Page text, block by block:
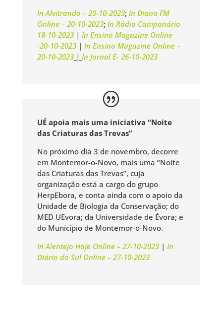
In Alvitrando – 20-10-2023; In Diana FM
Online – 20-10-2023; In Rádio Campanário
18-10-2023 | In Ensino Magazine Online
-20-10-2023| In Ensino Magazine Online –
20-10-2023| In Jornal E- 26-10-2023
UÉ apoia mais uma iniciativa “Noite
das Criaturas das Trevas”
No próximo dia 3 de novembro, decorre
em Montemor-o-Novo, mais uma “Noite
das Criaturas das Trevas”, cuja
organização está a cargo do grupo
HerpEbora, e conta ainda com o apoio da
Unidade de Biologia da Conservação; do
MED UEvora; da Universidade de Évora; e
do Município de Montemor-o-Novo.
In Alentejo Hoje Online – 27-10-2023| In
Diário do Sul Online – 27-10-2023